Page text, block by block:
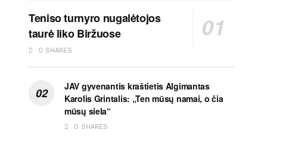
Teniso turnyro nugalėtojos
taurė liko Biržuose
0 SHARES
JAV gyvenantis kraštietis Algimantas
Karolis Grintalis: „Ten mūsų namai, o čia
mūsų siela“
0 SHARES